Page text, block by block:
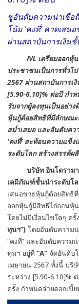
ชูอันดับความน่าเชื่อ
โน้ม ‘คงที่’ คาดเสน
ผ่านสถาบันการเงิน
IVL เตรียมออกหุ้นกู้
ประชาชนเป็นการทั่วไ
2567 ผ่านสถาบันการเ
[5.90-6.10]% ต่อปี กำ
รับจากผู้ลงทุนเป็นอย่า
หุ้นกู้ด้อยสิทธิที่มีลักษณะ
สม่ำเสมอ และอันดับคว
‘คงที่’ สะท้อนความแข็
ระดับโลก สร้างสรรค์
บริษัท อินโดรามา เ
เคมีภัณฑ์ชั้นนำระดับโล
เสนอขายหุ้นกู้ด้อยสิทธิ
ออกหุ้นกู้มีสิทธิไถ่ถอนหุ้
โดยไม่มีเงื่อนไขใดๆ ครั้
ทุนฯ”) โดยอันดับความน่
“คงที่” และอันดับความ
ทุนฯ อยู่ที่ “A” จัดอันดับ
เมษายน 2567 ทั้งนี้ บริ
ระหว่าง [5.90-6.10]%
ครั้ง กำหนดจ่ายดอกเบี้